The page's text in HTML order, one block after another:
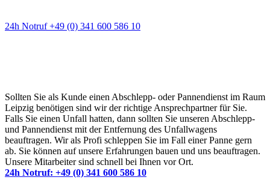
24h Notruf +49 (0) 341 600 586 10
Sollten Sie als Kunde einen Abschlepp- oder Pannendienst im Raum
Leipzig benötigen sind wir der richtige Ansprechpartner für Sie.
Falls Sie einen Unfall hatten, dann sollten Sie unseren Abschlepp-
und Pannendienst mit der Entfernung des Unfallwagens
beauftragen. Wir als Profi schleppen Sie im Fall einer Panne gern
ab. Sie können auf unsere Erfahrungen bauen und uns beauftragen.
Unsere Mitarbeiter sind schnell bei Ihnen vor Ort.
24h Notruf: +49 (0) 341 600 586 10